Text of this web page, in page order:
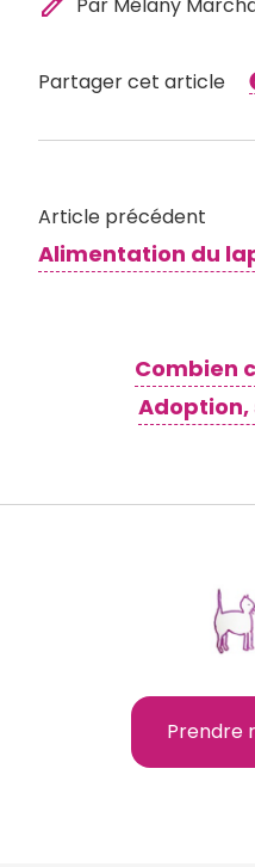
Partager cet article
Article précédent
Alimentation du
Combien
Prendre